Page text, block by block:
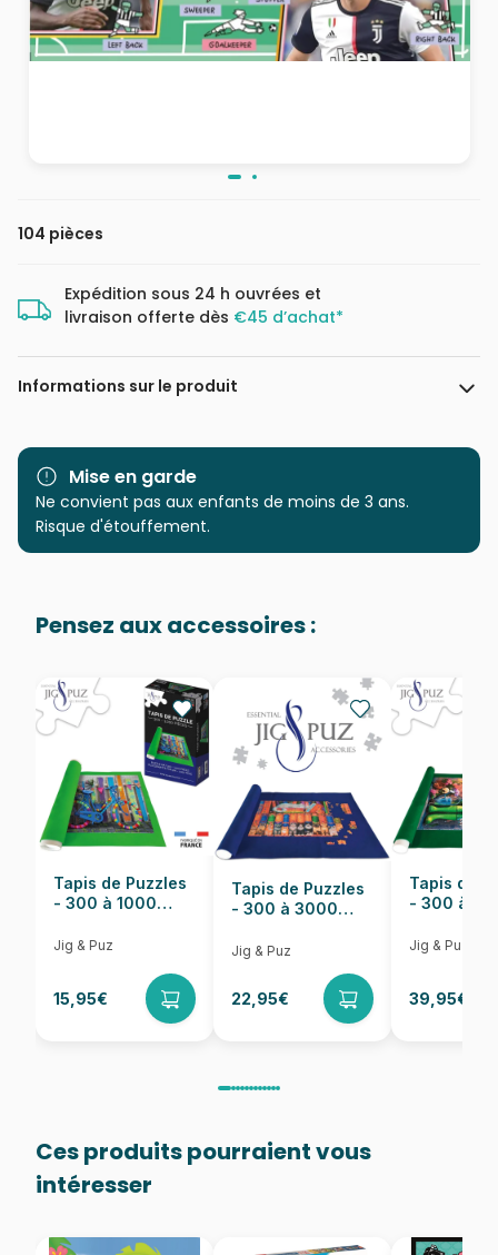
104 pièces
Expédition sous 24 h ouvrées et
livraison offerte dès €45 d’achat*
Informations sur le produit
Marque
Clementoni, le Puzzle
Catégorie
EAN 8005125271313
Nombre de pièces 104 pièces
Dimensions 49 x 34 cm
Mise en garde
Ne convient pas aux enfants de moins de 3 ans.
Risque d'étouffement.
Pensez aux accessoires :
Tapis de Puzzles
- 300 à 1000
Jig & Puz
15,95€
Tapis de Puzzles
- 300 à 3000
Jig & Puz
22,95€
Tapis de
- 300 à
Jig & Puz
39,95€
Ces produits pourraient vous
intéresser